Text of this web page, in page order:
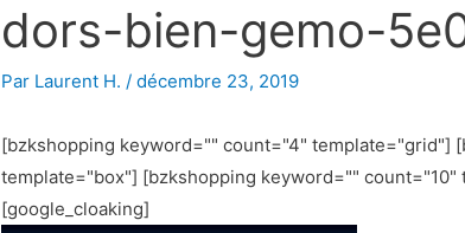
dors-bien-gemo-
Par Laurent H./décembre 23, 2019
[bzkshopping keyword="" count="4" template="grid"]
template="box"] [bzkshopping keyword="" count="10"
[google_cloaking]